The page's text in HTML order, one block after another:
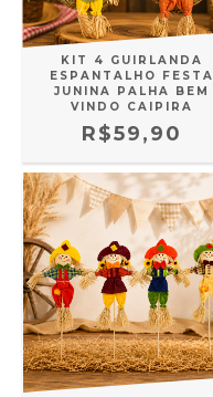
KIT 4 GUIRLANDA
ESPANTALHO FESTA
JUNINA PALHA BEM
VINDO CAIPIRA
R$59,90